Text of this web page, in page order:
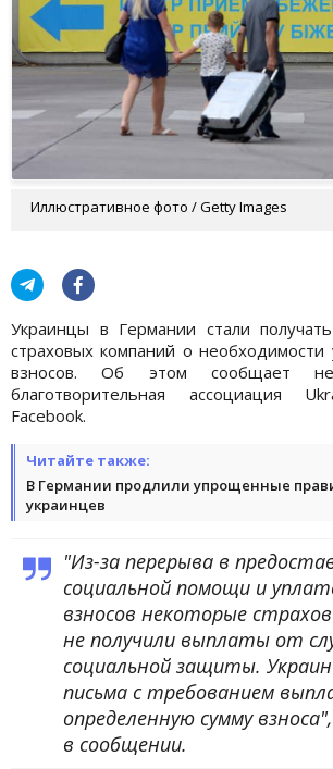
Иллюстративное фото / Getty Images
Украинцы в Германии стали
страховых компаний о необходимости
взносов. Об этом сообщает
благотворительная ассоциация
Facebook.
Читайте также:
В Германии продлили упрощенные
украинцев
"Из-за перерыва в
социальной помощи и
взносов некоторые
не получили выплаты от
социальной защиты.
письма с требованием
определенную сумму
в сообщении.